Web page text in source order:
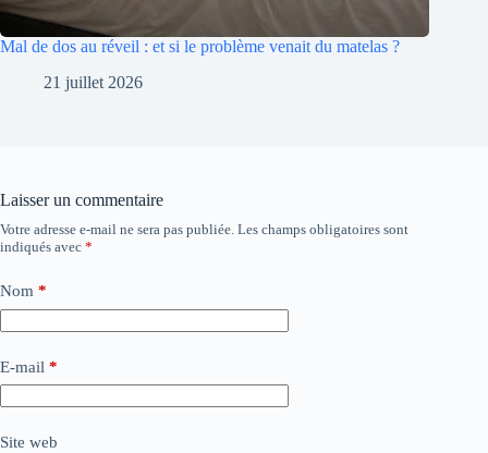
Mal de dos au réveil : et si le problème venait du matelas ?
21 juillet 2026
Laisser un commentaire
Votre adresse e-mail ne sera pas publiée. Les champs obligatoires sont
indiqués avec *
Nom *
E-mail *
Site web